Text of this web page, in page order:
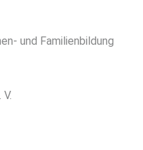
und Familienbildung